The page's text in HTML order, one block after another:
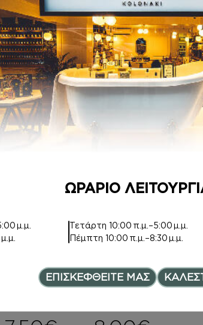
ΑΦΡΟΛΟΥΤΡΑ
Inspired by
OLYMPEA
6,00€ –
HAIR MIST
Inspired by
OLYMPEA
11,00€
HAND CREAM
Inspired by
ΑΡΩΜΑΤΑ
Inspired by
ΩΡΑΡΙΟ
μ.μ.
Τετάρτη10:00 π.μ.–5:00 μ.μ.
Πέμπτη10:00 π.μ.–8:30 μ.μ.
ΕΠΙΣΚΕΦΘΕΙΤΕ ΜΑΣ